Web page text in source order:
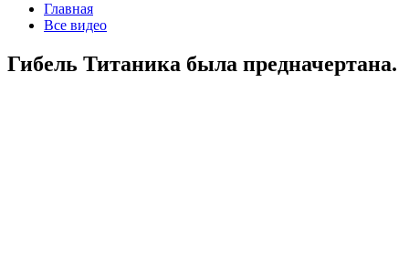
Главная
Все видео
Гибель Титаника была предначертана.